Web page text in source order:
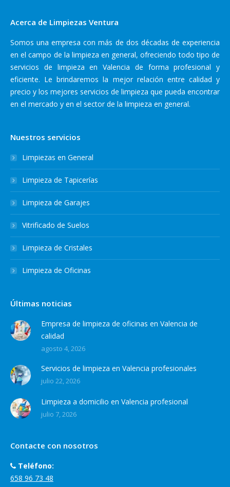
Acerca de Limpiezas Ventura
Somos una empresa con más de dos décadas de experiencia
en el campo de la limpieza en general, ofreciendo todo tipo de
servicios de limpieza en Valencia de forma profesional y
eficiente. Le brindaremos la mejor relación entre calidad y
precio y los mejores servicios de limpieza que pueda encontrar
en el mercado y en el sector de la limpieza en general.
Nuestros servicios
Limpiezas en General
Limpieza de Tapicerías
Limpieza de Garajes
Vitrificado de Suelos
Limpieza de Cristales
Limpieza de Oficinas
Últimas noticias
Empresa de limpieza de oficinas en Valencia de
calidad
agosto 4, 2026
Servicios de limpieza en Valencia profesionales
julio 22, 2026
Limpieza a domicilio en Valencia profesional
julio 7, 2026
Contacte con nosotros
Teléfono:
658 96 73 48